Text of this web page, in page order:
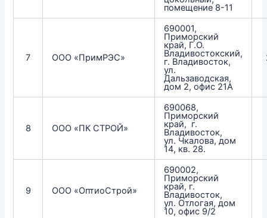
помещение 8-11
7 ООО «ПримРЭС»
690001,
Приморский
край, Г.О.
Владивостокский,
г. Владивосток,
ул.
Дальзаводская,
дом 2, офис 21А
8 ООО «ПК СТРОЙ»
690068,
Приморский
край, г.
Владивосток,
ул. Чкалова, дом
14, кв. 28.
9 ООО «ОптиоСтрой»
690002,
Приморский
край, г.
Владивосток,
ул. Отлогая, дом
10, офис 9/2